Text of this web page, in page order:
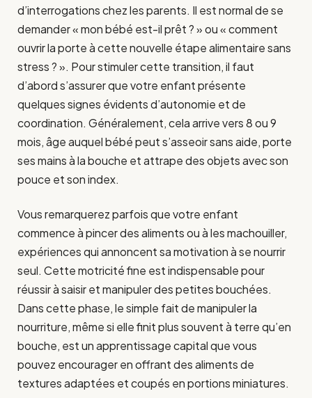
d’interrogations chez les parents. Il est normal de se
demander « mon bébé est-il prêt ? » ou « comment
ouvrir la porte à cette nouvelle étape alimentaire sans
stress ? ». Pour stimuler cette transition, il faut
d’abord s’assurer que votre enfant présente
quelques signes évidents d’autonomie et de
coordination. Généralement, cela arrive vers 8 ou 9
mois, âge auquel bébé peut s’asseoir sans aide, porte
ses mains à la bouche et attrape des objets avec son
pouce et son index.
Vous remarquerez parfois que votre enfant
commence à pincer des aliments ou à les machouiller,
expériences qui annoncent sa motivation à se nourrir
seul. Cette motricité fine est indispensable pour
réussir à saisir et manipuler des petites bouchées.
Dans cette phase, le simple fait de manipuler la
nourriture, même si elle finit plus souvent à terre qu’en
bouche, est un apprentissage capital que vous
pouvez encourager en offrant des aliments de
textures adaptées et coupés en portions miniatures.